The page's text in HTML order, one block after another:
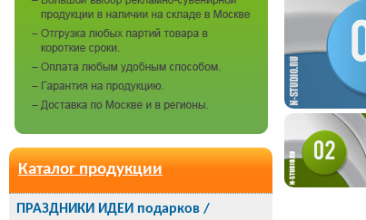
Каталог продукции
ПРАЗДНИКИ ИДЕИ подарков /